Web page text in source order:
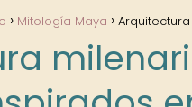
Mitología Maya